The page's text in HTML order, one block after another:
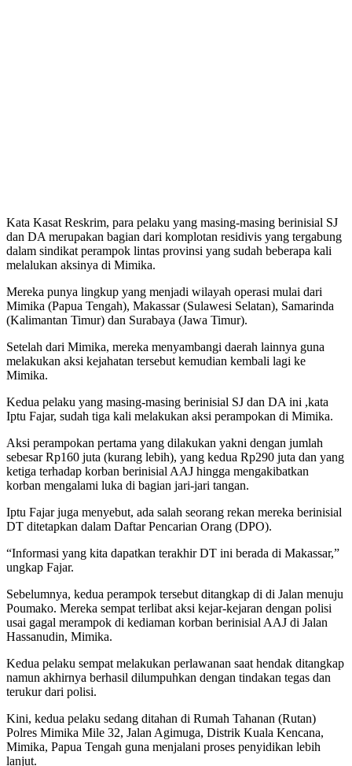
Kata Kasat Reskrim, para pelaku yang masing-masing berinisial SJ
dan DA merupakan bagian dari komplotan residivis yang tergabung
dalam sindikat perampok lintas provinsi yang sudah beberapa kali
melalukan aksinya di Mimika.
Mereka punya lingkup yang menjadi wilayah operasi mulai dari
Mimika (Papua Tengah), Makassar (Sulawesi Selatan), Samarinda
(Kalimantan Timur) dan Surabaya (Jawa Timur).
Setelah dari Mimika, mereka menyambangi daerah lainnya guna
melakukan aksi kejahatan tersebut kemudian kembali lagi ke
Mimika.
Kedua pelaku yang masing-masing berinisial SJ dan DA ini ,kata
Iptu Fajar, sudah tiga kali melakukan aksi perampokan di Mimika.
Aksi perampokan pertama yang dilakukan yakni dengan jumlah
sebesar Rp160 juta (kurang lebih), yang kedua Rp290 juta dan yang
ketiga terhadap korban berinisial AAJ hingga mengakibatkan
korban mengalami luka di bagian jari-jari tangan.
Iptu Fajar juga menyebut, ada salah seorang rekan mereka berinisial
DT ditetapkan dalam Daftar Pencarian Orang (DPO).
“Informasi yang kita dapatkan terakhir DT ini berada di Makassar,”
ungkap Fajar.
Sebelumnya, kedua perampok tersebut ditangkap di di Jalan menuju
Poumako. Mereka sempat terlibat aksi kejar-kejaran dengan polisi
usai gagal merampok di kediaman korban berinisial AAJ di Jalan
Hassanudin, Mimika.
Kedua pelaku sempat melakukan perlawanan saat hendak ditangkap
namun akhirnya berhasil dilumpuhkan dengan tindakan tegas dan
terukur dari polisi.
Kini, kedua pelaku sedang ditahan di Rumah Tahanan (Rutan)
Polres Mimika Mile 32, Jalan Agimuga, Distrik Kuala Kencana,
Mimika, Papua Tengah guna menjalani proses penyidikan lebih
lanjut.